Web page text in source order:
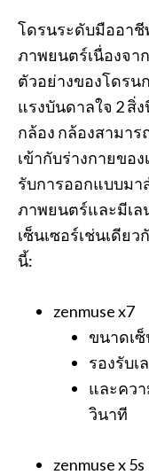
โดรนระดับมืออาชี
ภาพยนตร์เนื่องจา
ตัวอย่างของโดร
แรงบันดาลใจ 2 สิ่
กล้อง กล้องสามาร
เข้ากับร่างกายขอ
รับการออกแบบม
ภาพยนตร์และมีเ
เซ็นเซอร์เช่นเดียว
นี้:
zenmuse x7
ขนาดเซ็
รองรับ
และควา
วินาที
zenmuse x 5s